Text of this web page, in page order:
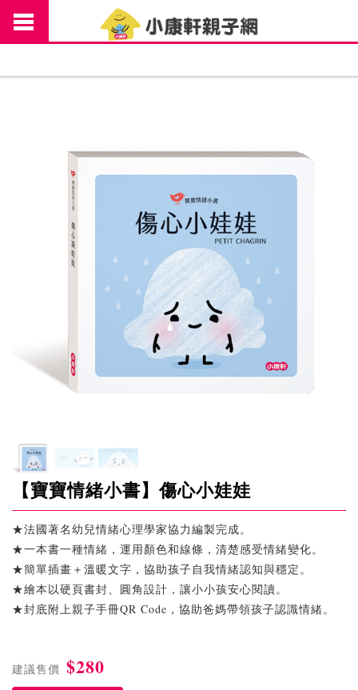
【寶寶情緒小書】傷心小娃娃
★法國著名幼兒情緒心理學家協力編製完成。
★一本書一種情緒，運用顏色和線條，清楚感受情緒變化。
★簡單插畫＋溫暖文字，協助孩子自我情緒認知與穩定。
★繪本以硬頁書封、圓角設計，讓小小孩安心閱讀。
★封底附上親子手冊QR Code，協助爸媽帶領孩子認識情緒。
建議售價 $280